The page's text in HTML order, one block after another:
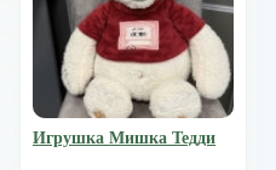
Игрушка Мишка Тедди